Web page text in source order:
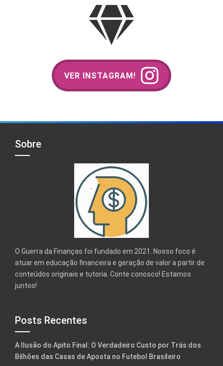
VER INSTAGRAM!
Sobre
O Guerra da Finanças foi fundado em 2021. Nosso foco é
atuar em educação financeira e geração de valor a partir de
conteúdos originais e tutoria. Conte conosco! Estamos
juntos!
Posts Recentes
A Ilusão do Apito Final: O Verdadeiro Custo por Trás dos
Bilhões das Casas de Aposta no Futebol Brasileiro